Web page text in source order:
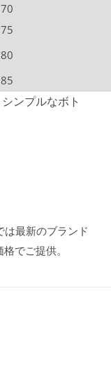
ンプルなボト
は最新のブランド
でご提供。